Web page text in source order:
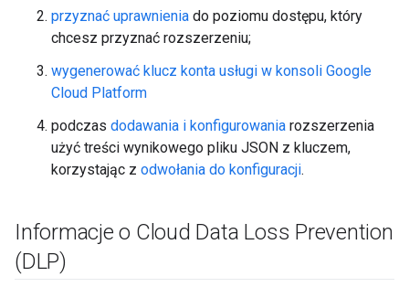
przyznać uprawnienia do poziomu dostępu, który
chcesz przyznać rozszerzeniu;
wygenerować klucz konta usługi w konsoli Google
Cloud Platform
podczas dodawania i konfigurowania rozszerzenia
użyć treści wynikowego pliku JSON z kluczem,
korzystając z odwołania do konfiguracji.
Informacje o Cloud Data Loss Prevention
(DLP)